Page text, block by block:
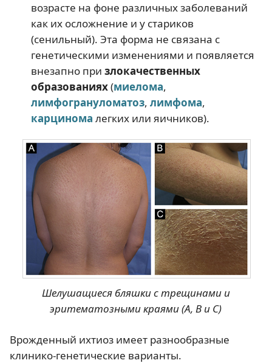
возрасте на фоне различных заболеваний
как их осложнение и у стариков
(сенильный). Эта форма не связана с
генетическими изменениями и появляется
внезапно при злокачественных
образованиях(миелома,
лимфогрануломатоз, лимфома,
карцинома легких или яичников).
Шелушащиеся бляшки с трещинами и
эритематозными краями (A, B и C)
Врожденный ихтиоз имеет разнообразные
клинико-генетические варианты.